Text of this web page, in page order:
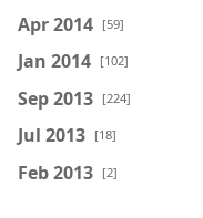
Apr 2014 [59]
Jan 2014 [102]
Sep 2013 [224]
Jul 2013 [18]
Feb 2013 [2]